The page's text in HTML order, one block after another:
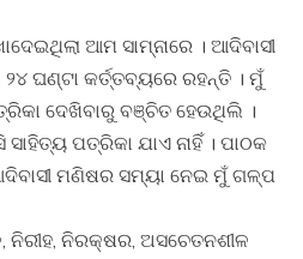
ଆମ ସାମ୍ନାରେ । ଆଦିବାସୀ
ଘଣ୍ଟା କର୍ତ୍ତବ୍ୟରେ ରହନ୍ତି । ମୁଁ
ଦେଖିବାରୁ ବଞ୍ଚିତ ହେଉଥିଲି ।
ପତ୍ରିକା ଯାଏ ନାହିଁ । ପାଠକ
ମଣିଷର ସମ୍ୟା ନେଇ ମୁଁ ଗଳ୍ପ
ନିରୀହ, ନିରକ୍ଷର, ଅସଚେତନଶୀଳ